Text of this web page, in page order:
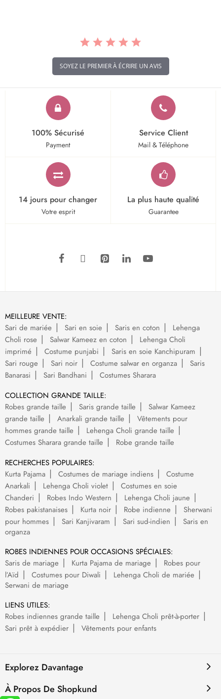
SOYEZ LE PREMIER À ÉCRIRE UN AVIS
100% Sécurisé
Payment
Service Client
Mail & Téléphone
14 jours pour changer
Votre esprit
La plus haute qualité
Guarantee
MEILLEURE VENTE:
Sari de mariée
Sari en soie Saris en coton
Lehenga
Choli rose
Salwar Kameez en coton
Lehenga Choli
imprimé
Costume punjabi
Saris en soie Kanchipuram
Sari rouge
Sari noir Costume salwar en organza
Saris
Banarasi
Sari Bandhani
Costumes Sharara
COLLECTION GRANDE TAILLE:
Robes grande taille
Saris grande taille
Salwar Kameez
grande taille
Anarkali grande taille
Vêtements pour
hommes grande taille
Lehenga Choli grande taille
Costumes Sharara grande taille
Robe grande taille
RECHERCHES POPULAIRES:
Kurta Pajama
Costumes de mariage indiens
Costume
Anarkali
Lehenga Choli violet
Costumes en soie
Chanderi
Robes Indo Western
Lehenga Choli jaune
Robes pakistanaises
Kurta noir Robe indienne
Sherwani
pour hommes
Sari Kanjivaram Sari sud-indien
Saris en
organza
ROBES INDIENNES POUR OCCASIONS SPÉCIALES:
Saris de mariage
Kurta Pajama de mariage
Robes pour
l’Aïd
Costumes pour Diwali
Lehenga Choli de mariée
Serwani de mariage
LIENS UTILES:
Robes indiennes grande taille
Lehenga Choli prêt-à-porter
Sari prêt à expédier
Vêtements pour enfants
Explorez Davantage
À Propos De Shopkund